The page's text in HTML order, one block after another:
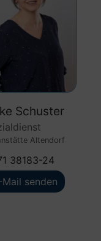
Schuster
Altendorf
38183-24
Mail senden